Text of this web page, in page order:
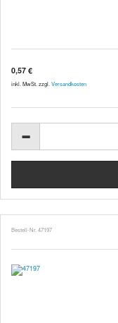
0,57 €
inkl. MwSt. zzgl. Versandkosten
Bestell-Nr. 47197